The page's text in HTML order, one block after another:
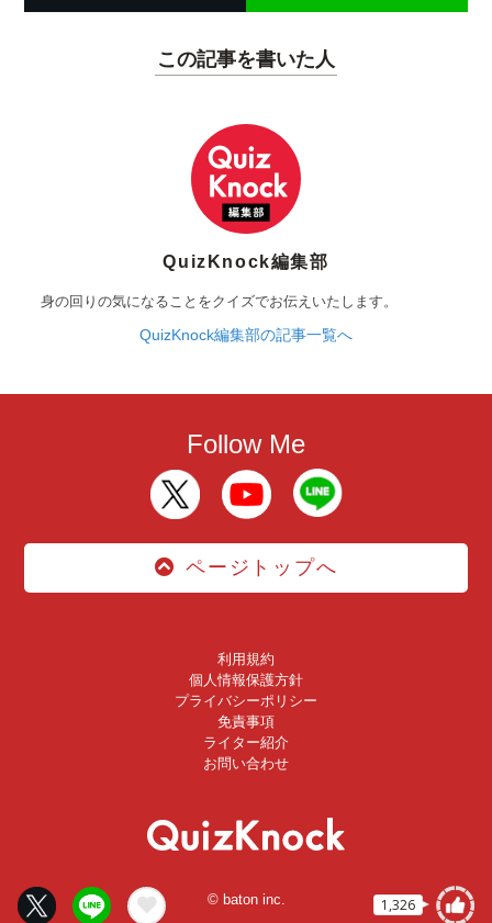
1,326
この記事を書いた人
QuizKnock編集部
身の回りの気になることをクイズでお伝えいたします。
QuizKnock編集部の記事一覧へ
Follow Me
ページトップへ
利用規約
個人情報保護方針
プライバシーポリシー
免責事項
ライター紹介
お問い合わせ
© baton inc.